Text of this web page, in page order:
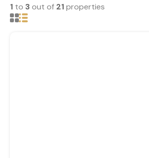
1 to 3out of 21properties